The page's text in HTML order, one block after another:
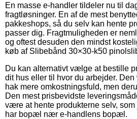
En masse e-handler tildeler nu til
fragtløsninger. En af de mest
pakkeshops, så du selv kan hente
passer dig. Fragtmuligheden er
og oftest desuden den mindst
køb af Slibebånd 30×30-k50
Du kan alternativt vælge at bestille
dit hus eller til hvor du arbejder.
hak mere omkostningsfuld, men
Den mest prisbevidste
være at hente produkterne selv,
har bopæl nær e-handlens bopæl.